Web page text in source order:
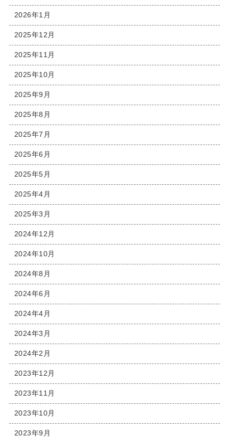
2026年1月
2025年12月
2025年11月
2025年10月
2025年9月
2025年8月
2025年7月
2025年6月
2025年5月
2025年4月
2025年3月
2024年12月
2024年10月
2024年8月
2024年6月
2024年4月
2024年3月
2024年2月
2023年12月
2023年11月
2023年10月
2023年9月